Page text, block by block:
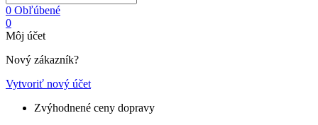
0 Obľúbené
0
Môj účet
Nový zákazník?
Vytvoriť nový účet
Zvýhodnené ceny dopravy